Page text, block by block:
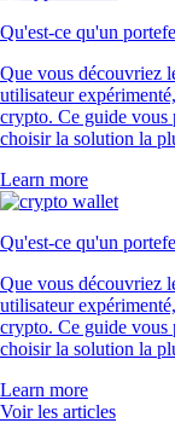
Qu'est-ce qu'un
Que vous découvriez
utilisateur
crypto. Ce guide vous
choisir la solution la
Learn more
Qu'est-ce qu'un
Que vous découvriez
utilisateur
crypto. Ce guide vous
choisir la solution la
Learn more
Voir les articles